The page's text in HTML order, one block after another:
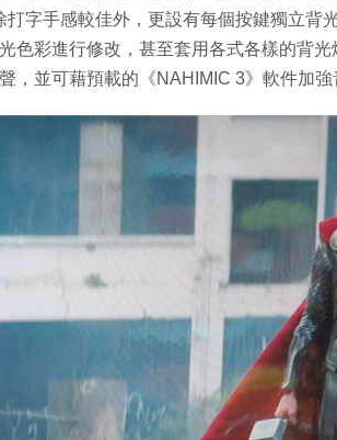
打字手感較佳外，更設有每個按鍵獨立背
色彩進行修改，甚至套用各式各樣的背
，並可藉預載的《NAHIMIC 3》軟件加強